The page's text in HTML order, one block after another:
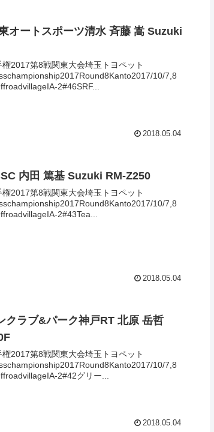
オートスポーツ清水 斉藤 嵩 Suzuki
2017第8戦関東大会埼玉トヨペット
10/7,8
2#46SRF...
2018.05.04
内田 篤基 Suzuki RM-Z250
2017第8戦関東大会埼玉トヨペット
10/7,8
2#43Tea...
2018.05.04
クラブ&パーク神戸RT 北原 岳哲
2017第8戦関東大会埼玉トヨペット
10/7,8
2#42グリー...
2018.05.04